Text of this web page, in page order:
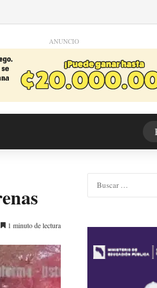
ANUNCIO
1 minuto de lectura